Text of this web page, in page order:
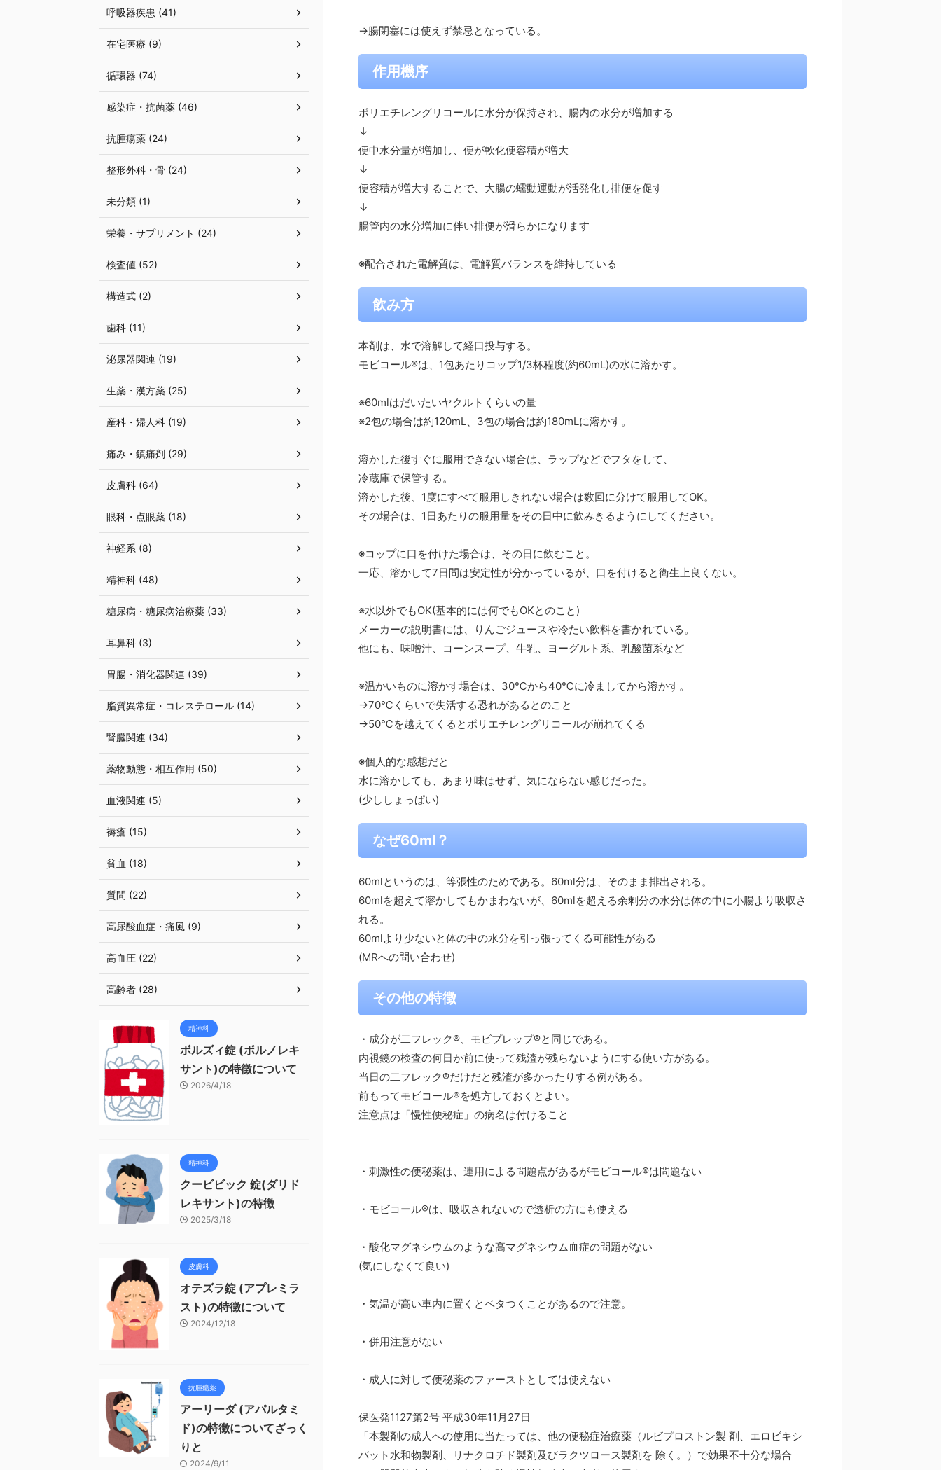
→腸閉塞には使えず禁忌となっている。
作用機序
ポリエチレングリコールに水分が保持され、腸内の水分が増加する
↓
便中水分量が増加し、便が軟化便容積が増大
↓
便容積が増大することで、大腸の蠕動運動が活発化し排便を促す
↓
腸管内の水分増加に伴い排便が滑らかになります
※配合された電解質は、電解質バランスを維持している
飲み方
本剤は、水で溶解して経口投与する。
モビコール®は、1包あたりコップ1/3杯程度(約60mL)の水に溶かす。
※60mlはだいたいヤクルトくらいの量
※2包の場合は約120mL、3包の場合は約180mLに溶かす。
溶かした後すぐに服用できない場合は、ラップなどでフタをして、
冷蔵庫で保管する。
溶かした後、1度にすべて服用しきれない場合は数回に分けて服用してOK。
その場合は、1日あたりの服用量をその日中に飲みきるようにしてください。
※コップに口を付けた場合は、その日に飲むこと。
一応、溶かして7日間は安定性が分かっているが、口を付けると衛生上良くない。
※水以外でもOK(基本的には何でもOKとのこと)
メーカーの説明書には、りんごジュースや冷たい飲料を書かれている。
他にも、味噌汁、コーンスープ、牛乳、ヨーグルト系、乳酸菌系など
※温かいものに溶かす場合は、30℃から40℃に冷ましてから溶かす。
→70℃くらいで失活する恐れがあるとのこと
→50℃を越えてくるとポリエチレングリコールが崩れてくる
※個人的な感想だと
水に溶かしても、あまり味はせず、気にならない感じだった。
(少ししょっぱい)
なぜ60ml？
60mlというのは、等張性のためである。60ml分は、そのまま排出される。
60mlを超えて溶かしてもかまわないが、60mlを超える余剰分の水分は体の中に小腸より吸収さ
れる。
60mlより少ないと体の中の水分を引っ張ってくる可能性がある
(MRへの問い合わせ)
その他の特徴
・成分が二フレック®、モビプレップ®と同じである。
内視鏡の検査の何日か前に使って残渣が残らないようにする使い方がある。
当日の二フレック®だけだと残渣が多かったりする例がある。
前もってモビコール®を処方しておくとよい。
注意点は「慢性便秘症」の病名は付けること
・刺激性の便秘薬は、連用による問題点があるがモビコール®は問題ない
・モビコール®は、吸収されないので透析の方にも使える
・酸化マグネシウムのような高マグネシウム血症の問題がない
(気にしなくて良い)
・気温が高い車内に置くとベタつくことがあるので注意。
・併用注意がない
・成人に対して便秘薬のファーストとしては使えない
保医発1127第2号 平成30年11月27日
「本製剤の成人への使用に当たっては、他の便秘症治療薬（ルビプロストン製 剤、エロビキシ
バット水和物製剤、リナクロチド製剤及びラクツロース製剤を 除く。）で効果不十分な場合
呼吸器疾患 (41)
在宅医療 (9)
循環器 (74)
感染症・抗菌薬 (46)
抗腫瘍薬 (24)
整形外科・骨 (24)
未分類 (1)
栄養・サプリメント (24)
検査値 (52)
構造式 (2)
歯科 (11)
泌尿器関連 (19)
生薬・漢方薬 (25)
産科・婦人科 (19)
痛み・鎮痛剤 (29)
皮膚科 (64)
眼科・点眼薬 (18)
神経系 (8)
精神科 (48)
糖尿病・糖尿病治療薬 (33)
耳鼻科 (3)
胃腸・消化器関連 (39)
脂質異常症・コレステロール (14)
腎臓関連 (34)
薬物動態・相互作用 (50)
血液関連 (5)
褥瘡 (15)
貧血 (18)
質問 (22)
高尿酸血症・痛風 (9)
高血圧 (22)
高齢者 (28)
精神科
ボルズィ錠 (ボルノレキ
サント)の特徴について
2026/4/18
精神科
クービビック 錠(ダリド
レキサント)の特徴
2025/3/18
皮膚科
オテズラ錠 (アプレミラ
スト)の特徴について
2024/12/18
抗腫瘍薬
アーリーダ (アパルタミ
ド)の特徴についてざっく
りと
2024/9/11